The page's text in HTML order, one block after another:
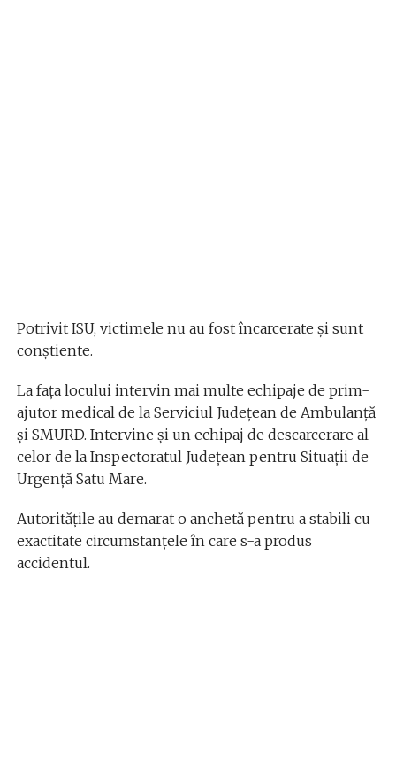
Potrivit ISU, victimele nu au fost încarcerate și sunt
conștiente.
La fața locului intervin mai multe echipaje de prim-
ajutor medical de la Serviciul Județean de Ambulanță
și SMURD. Intervine și un echipaj de descarcerare al
celor de la Inspectoratul Județean pentru Situații de
Urgență Satu Mare.
Autorităţile au demarat o anchetă pentru a stabili cu
exactitate circumstanțele în care s-a produs
accidentul.